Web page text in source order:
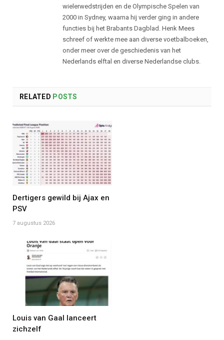
wielerwedstrijden en de Olympische Spelen van
2000 in Sydney, waarna hij verder ging in andere
functies bij het Brabants Dagblad. Henk Mees
schreef of werkte mee aan diverse voetbalboeken,
onder meer over de geschiedenis van het
Nederlands elftal en diverse Nederlandse clubs.
RELATED POSTS
Dertigers gewild bij Ajax en
PSV
7 augustus 2026
Louis van Gaal lanceert
zichzelf